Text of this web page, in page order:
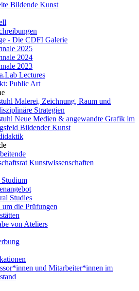
Bildende Kunst
- Die CDFI Galerie
2025
2024
2023
Lectures
Public Art
Malerei, Zeichnung, Raum und
Strategien
Neue Medien & angewandte Grafik im
Bildender Kunst
Kunstwissenschaften
Studies
um die Prüfungen
von Ateliers
und Mitarbeiter*innen im